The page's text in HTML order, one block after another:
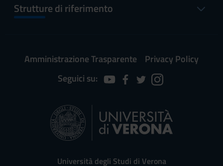
Strutture di riferimento
Amministrazione Trasparente
Privacy Policy
Seguici su:
Università degli Studi di Verona